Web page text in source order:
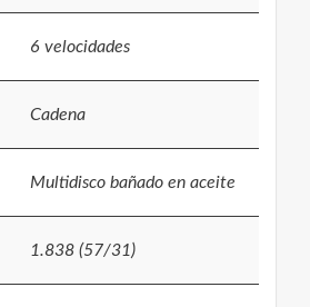
6 velocidades
Cadena
Multidisco bañado en aceite
1.838 (57/31)